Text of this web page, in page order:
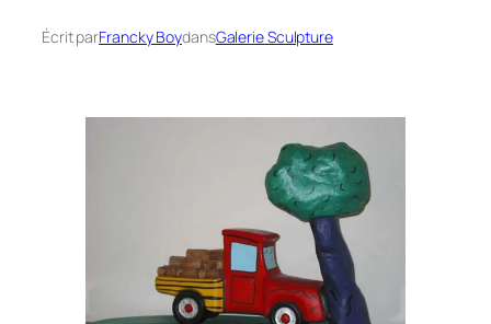
Écrit parFrancky BoydansGalerie Sculpture